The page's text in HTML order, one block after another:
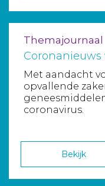
Themajournaal
Coronanieuws
Met aandacht
opvallende
coronavirus.
Bekijk